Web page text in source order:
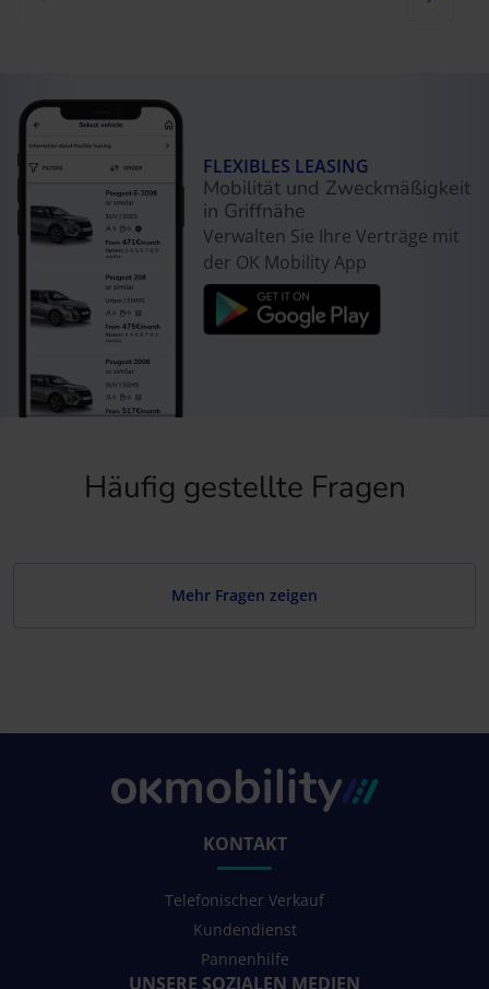
FLEXIBLES LEASING
Mobilität und Zweckmäßigkeit
in Griffnähe
Verwalten Sie Ihre Verträge mit
der OK Mobility App
Häufig gestellte Fragen
Mehr Fragen zeigen
KONTAKT
Telefonischer Verkauf
Kundendienst
Pannenhilfe
UNSERE SOZIALEN MEDIEN